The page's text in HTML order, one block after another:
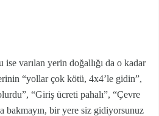
varılan yerin doğallığı da o kadar
“yollar çok kötü, 4x4’le gidin”,
“Giriş ücreti pahalı”, “Çevre
bakmayın, bir yere siz gidiyorsunuz